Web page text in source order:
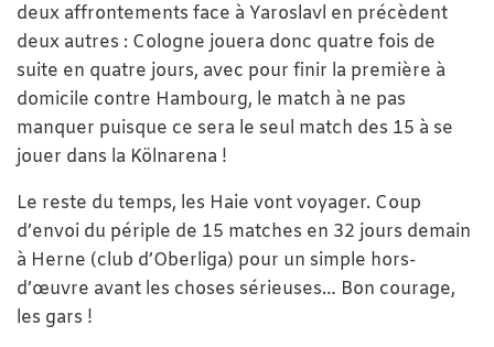
deux affrontements face à Yaroslavl en précèdent
deux autres : Cologne jouera donc quatre fois de
suite en quatre jours, avec pour finir la première à
domicile contre Hambourg, le match à ne pas
manquer puisque ce sera le seul match des 15 à se
jouer dans la Kölnarena !
Le reste du temps, les Haie vont voyager. Coup
d’envoi du périple de 15 matches en 32 jours demain
à Herne (club d’Oberliga) pour un simple hors-
d’œuvre avant les choses sérieuses… Bon courage,
les gars !